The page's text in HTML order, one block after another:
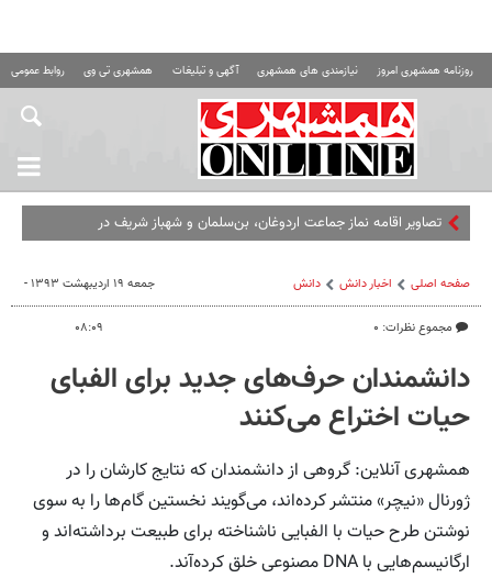
روزنامه همشهری امروز نیازمندی های همشهری آگهی و تبلیغات همشهری تی وی روابط عمومی
تصاویر اقامه نماز جماعت اردوغان، بن‌سلمان و شهباز شریف در
صفحه اصلی اخبار دانش دانش
مجموع نظرات: ۰
جمعه ۱۹ اردیبهشت ۱۳۹۳ -
۰۸:۰۹
دانشمندان حرف‌‌های جدید برای الفبای
حیات اختراع می‌کنند
همشهری آنلاین: گروهی از دانشمندان که نتایج کارشان را در
ژورنال «نیچر» منتشر کرده‌اند، می‌گویند نخستین گام‌ها را به سوی
نوشتن طرح حیات با الفبایی ناشناخته برای طبیعت برداشته‌اند و
ارگانیسم‌هایی با DNA مصنوعی خلق کرده‌آند.